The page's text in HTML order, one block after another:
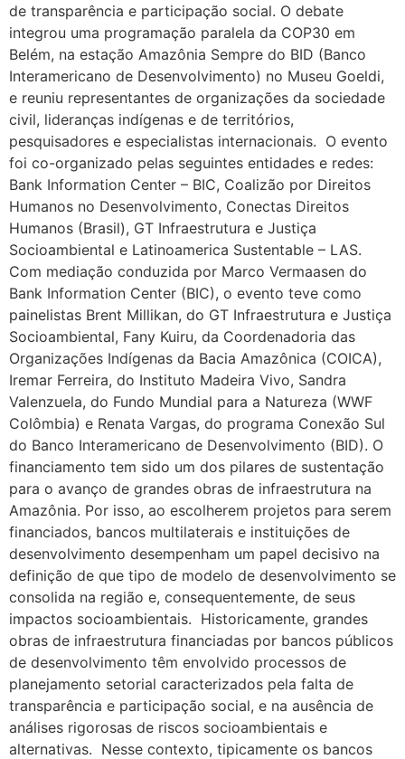
de transparência e participação social. O debate
integrou uma programação paralela da COP30 em
Belém, na estação Amazônia Sempre do BID (Banco
Interamericano de Desenvolvimento) no Museu Goeldi,
e reuniu representantes de organizações da sociedade
civil, lideranças indígenas e de territórios,
pesquisadores e especialistas internacionais. O evento
foi co-organizado pelas seguintes entidades e redes:
Bank Information Center – BIC, Coalizão por Direitos
Humanos no Desenvolvimento, Conectas Direitos
Humanos (Brasil), GT Infraestrutura e Justiça
Socioambiental e Latinoamerica Sustentable – LAS.
Com mediação conduzida por Marco Vermaasen do
Bank Information Center (BIC), o evento teve como
painelistas Brent Millikan, do GT Infraestrutura e Justiça
Socioambiental, Fany Kuiru, da Coordenadoria das
Organizações Indígenas da Bacia Amazônica (COICA),
Iremar Ferreira, do Instituto Madeira Vivo, Sandra
Valenzuela, do Fundo Mundial para a Natureza (WWF
Colômbia) e Renata Vargas, do programa Conexão Sul
do Banco Interamericano de Desenvolvimento (BID). O
financiamento tem sido um dos pilares de sustentação
para o avanço de grandes obras de infraestrutura na
Amazônia. Por isso, ao escolherem projetos para serem
financiados, bancos multilaterais e instituições de
desenvolvimento desempenham um papel decisivo na
definição de que tipo de modelo de desenvolvimento se
consolida na região e, consequentemente, de seus
impactos socioambientais. Historicamente, grandes
obras de infraestrutura financiadas por bancos públicos
de desenvolvimento têm envolvido processos de
planejamento setorial caracterizados pela falta de
transparência e participação social, e na ausência de
análises rigorosas de riscos socioambientais e
alternativas. Nesse contexto, tipicamente os bancos